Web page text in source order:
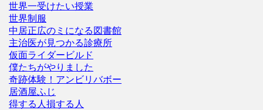
世界一受けたい授業
世界制服
中居正広のミになる図書館
主治医が見つかる診療所
仮面ライダービルド
僕たちがやりました
奇跡体験！アンビリバボー
居酒屋ふじ
得する人損する人